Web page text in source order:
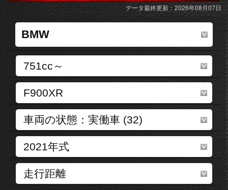
データ最終更新：2026年08月07日